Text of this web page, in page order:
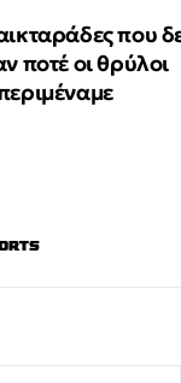
που
ποτέ οι θρύλοι